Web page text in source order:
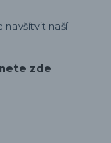
navšítvit naší
zde